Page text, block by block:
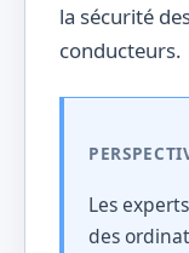
la sécurité
conducteurs.
Les
des